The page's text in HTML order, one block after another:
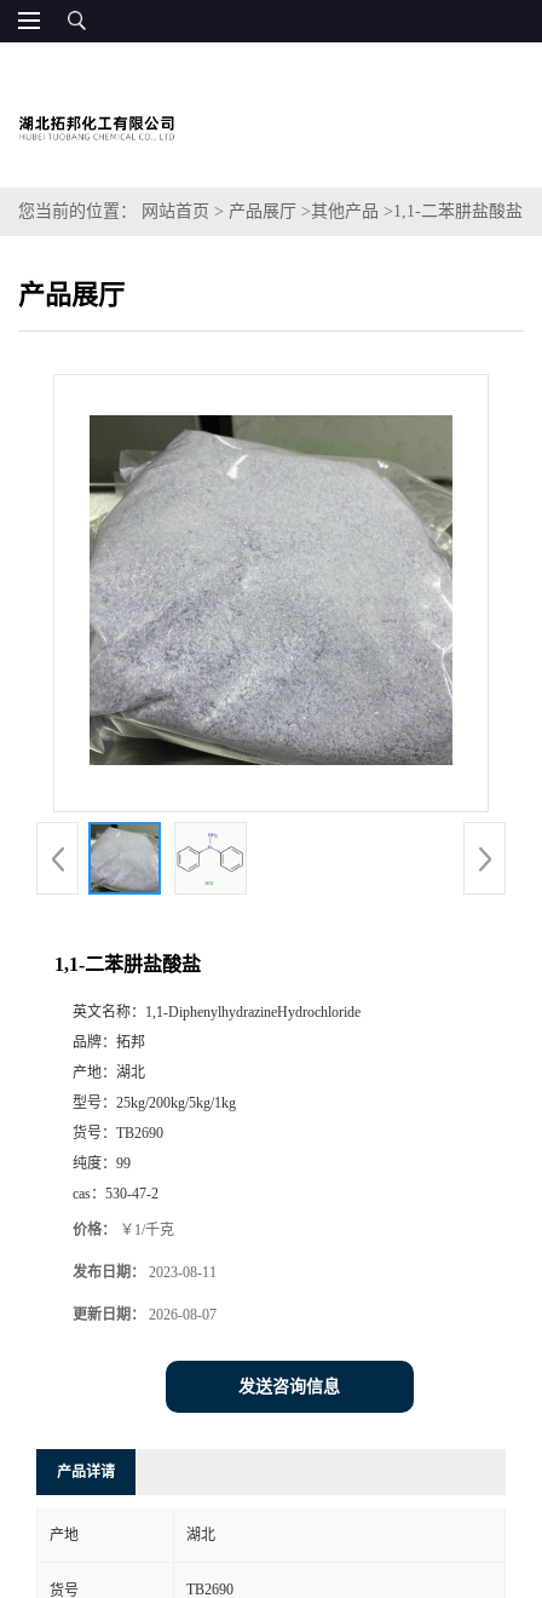
您当前的位置： 网站首页 > 产品展厅 >其他产品 >1,1-二苯肼盐酸盐
产品展厅
1,1-二苯肼盐酸盐
英文名称： 1,1-DiphenylhydrazineHydrochloride
品牌： 拓邦
产地： 湖北
型号： 25kg/200kg/5kg/1kg
货号： TB2690
纯度： 99
cas： 530-47-2
价格： ￥1/千克
发布日期： 2023-08-11
更新日期： 2026-08-07
发送咨询信息
产品详请
产地 湖北
货号 TB2690